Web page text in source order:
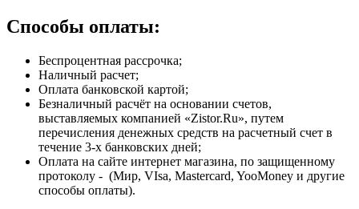
Способы оплаты:
Беспроцентная рассрочка;
Наличный расчет;
Оплата банковской картой;
Безналичный расчёт на основании счетов,
выставляемых компанией «Zistor.Ru», путем
перечисления денежных средств на расчетный счет в
течение 3-х банковских дней;
Оплата на сайте интернет магазина, по защищенному
протоколу - (Мир, VIsa, Mastercard, YooMoney и другие
способы оплаты).